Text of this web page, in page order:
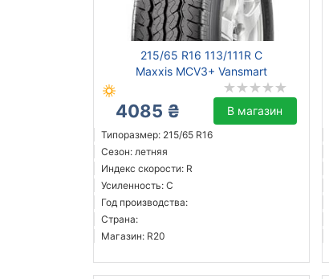
215/65 R16 113/111R C
Maxxis MCV3+ Vansmart
4085 ₴ В магазин
Типоразмер: 215/65 R16
Сезон: летняя
Индекс скорости: R
Усиленность: C
Год производства:
Страна:
Магазин: R20